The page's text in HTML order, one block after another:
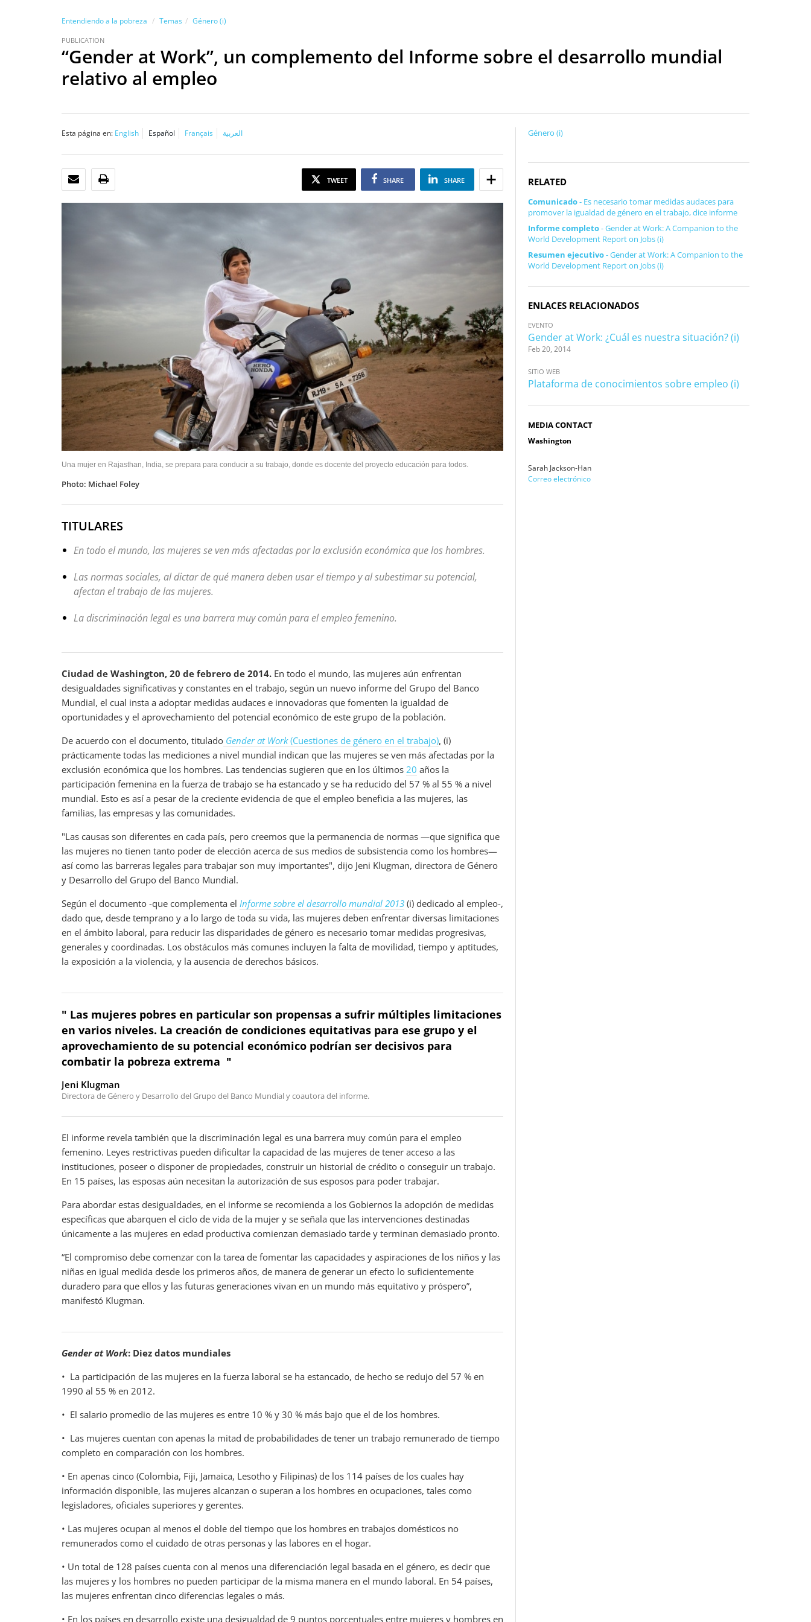
Entendiendo a la pobreza Temas Género (i)
PUBLICATION
“Gender at Work”, un complemento del Informe sobre el desarrollo mundial
relativo al empleo
Esta página en: English Español Français العربية
CORREO ELECTRÓNICO TWEET SHARE SHARE
Una mujer en Rajasthan, India, se prepara para conducir a su trabajo, donde es docente del proyecto educación para todos.
Photo: Michael Foley
TITULARES
En todo el mundo, las mujeres se ven más afectadas por la exclusión económica que los hombres.
Las normas sociales, al dictar de qué manera deben usar el tiempo y al subestimar su potencial,
afectan el trabajo de las mujeres.
La discriminación legal es una barrera muy común para el empleo femenino.
Ciudad de Washington, 20 de febrero de 2014. En todo el mundo, las mujeres aún enfrentan
desigualdades significativas y constantes en el trabajo, según un nuevo informe del Grupo del Banco
Mundial, el cual insta a adoptar medidas audaces e innovadoras que fomenten la igualdad de
oportunidades y el aprovechamiento del potencial económico de este grupo de la población.
De acuerdo con el documento, titulado Gender at Work(Cuestiones de género en el trabajo), (i)
prácticamente todas las mediciones a nivel mundial indican que las mujeres se ven más afectadas por la
exclusión económica que los hombres. Las tendencias sugieren que en los últimos 20 años la
participación femenina en la fuerza de trabajo se ha estancado y se ha reducido del 57 % al 55 % a nivel
mundial. Esto es así a pesar de la creciente evidencia de que el empleo beneficia a las mujeres, las
familias, las empresas y las comunidades.
"Las causas son diferentes en cada país, pero creemos que la permanencia de normas —que significa que
las mujeres no tienen tanto poder de elección acerca de sus medios de subsistencia como los hombres—
así como las barreras legales para trabajar son muy importantes", dijo Jeni Klugman, directora de Género
y Desarrollo del Grupo del Banco Mundial.
Según el documento -que complementa el Informe sobre el desarrollo mundial 2013 (i) dedicado al empleo-,
dado que, desde temprano y a lo largo de toda su vida, las mujeres deben enfrentar diversas limitaciones
en el ámbito laboral, para reducir las disparidades de género es necesario tomar medidas progresivas,
generales y coordinadas. Los obstáculos más comunes incluyen la falta de movilidad, tiempo y aptitudes,
la exposición a la violencia, y la ausencia de derechos básicos.
" Las mujeres pobres en particular son propensas a sufrir múltiples limitaciones
en varios niveles. La creación de condiciones equitativas para ese grupo y el
aprovechamiento de su potencial económico podrían ser decisivos para
combatir la pobreza extrema "
Jeni Klugman
Directora de Género y Desarrollo del Grupo del Banco Mundial y coautora del informe.
El informe revela también que la discriminación legal es una barrera muy común para el empleo
femenino. Leyes restrictivas pueden dificultar la capacidad de las mujeres de tener acceso a las
instituciones, poseer o disponer de propiedades, construir un historial de crédito o conseguir un trabajo.
En 15 países, las esposas aún necesitan la autorización de sus esposos para poder trabajar.
Para abordar estas desigualdades, en el informe se recomienda a los Gobiernos la adopción de medidas
específicas que abarquen el ciclo de vida de la mujer y se señala que las intervenciones destinadas
únicamente a las mujeres en edad productiva comienzan demasiado tarde y terminan demasiado pronto.
“El compromiso debe comenzar con la tarea de fomentar las capacidades y aspiraciones de los niños y las
niñas en igual medida desde los primeros años, de manera de generar un efecto lo suficientemente
duradero para que ellos y las futuras generaciones vivan en un mundo más equitativo y próspero”,
manifestó Klugman.
Gender at Work: Diez datos mundiales
• La participación de las mujeres en la fuerza laboral se ha estancado, de hecho se redujo del 57 % en
1990 al 55 % en 2012.
• El salario promedio de las mujeres es entre 10 % y 30 % más bajo que el de los hombres.
• Las mujeres cuentan con apenas la mitad de probabilidades de tener un trabajo remunerado de tiempo
completo en comparación con los hombres.
• En apenas cinco (Colombia, Fiji, Jamaica, Lesotho y Filipinas) de los 114 países de los cuales hay
información disponible, las mujeres alcanzan o superan a los hombres en ocupaciones, tales como
legisladores, oficiales superiores y gerentes.
• Las mujeres ocupan al menos el doble del tiempo que los hombres en trabajos domésticos no
remunerados como el cuidado de otras personas y las labores en el hogar.
• Un total de 128 países cuenta con al menos una diferenciación legal basada en el género, es decir que
las mujeres y los hombres no pueden participar de la misma manera en el mundo laboral. En 54 países,
las mujeres enfrentan cinco diferencias legales o más.
• En los países en desarrollo existe una desigualdad de 9 puntos porcentuales entre mujeres y hombres en
Género (i)
RELATED
Comunicado- Es necesario tomar medidas audaces para
promover la igualdad de género en el trabajo, dice informe
Informe completo- Gender at Work: A Companion to the
World Development Report on Jobs (i)
Resumen ejecutivo- Gender at Work: A Companion to the
World Development Report on Jobs (i)
ENLACES RELACIONADOS
EVENTO
Gender at Work: ¿Cuál es nuestra situación? (i)
Feb 20, 2014
SITIO WEB
Plataforma de conocimientos sobre empleo (i)
MEDIA CONTACT
Washington
Sarah Jackson-Han
Correo electrónico